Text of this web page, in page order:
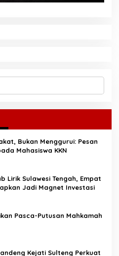
Bukan Menggurui: Pesan
Mahasiswa KKN
Lirik Sulawesi Tengah, Empat
Jadi Magnet Investasi
Pasca-Putusan Mahkamah
Kejati Sulteng Perkuat